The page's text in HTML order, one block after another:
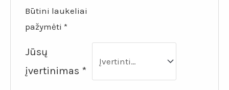
Būtini laukeliai
pažymėti*
Jūsų
įvertinimas *